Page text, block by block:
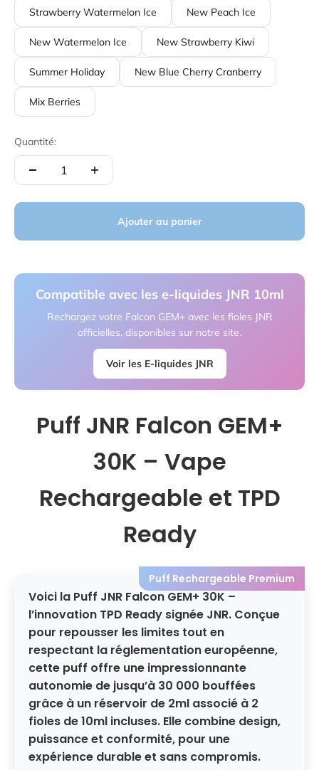
Strawberry Watermelon Ice New Peach Ice
New Watermelon Ice New Strawberry Kiwi
Summer Holiday New Blue Cherry Cranberry
Mix Berries
Quantité:
Ajouter au panier
Compatible avec les e-liquides JNR 10ml
Rechargez votre Falcon GEM+ avec les fioles JNR
officielles, disponibles sur notre site.
Voir les E-liquides JNR
Puff JNR Falcon GEM+
30K – Vape
Rechargeable et TPD
Ready
Puff Rechargeable Premium
Voici la Puff JNR Falcon GEM+ 30K –
l’innovation TPD Ready signée JNR. Conçue
pour repousser les limites tout en
respectant la réglementation européenne,
cette puff offre une impressionnante
autonomie de jusqu’à 30 000 bouffées
grâce à un réservoir de 2ml associé à 2
fioles de 10ml incluses. Elle combine design,
puissance et conformité, pour une
expérience durable et sans compromis.